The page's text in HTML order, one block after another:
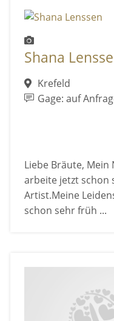
Shana
Krefeld
Gage: auf
Liebe Bräute, Mein
arbeite jetzt schon
Artist.Meine
schon sehr früh ...